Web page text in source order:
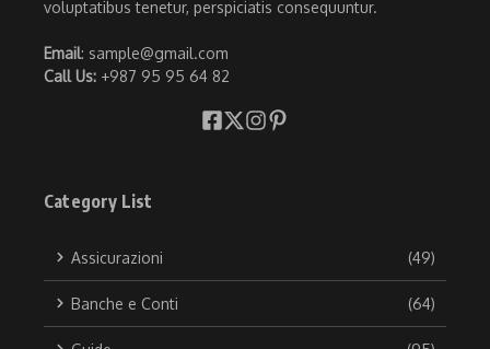
voluptatibus tenetur, perspiciatis consequuntur.
Email: sample@gmail.com
Call Us: +987 95 95 64 82
Category List
Assicurazioni (49)
Banche e Conti (64)